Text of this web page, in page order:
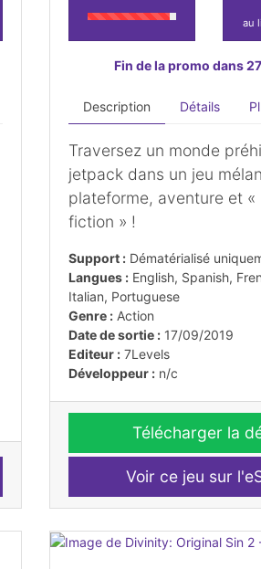
au
Fin de la promo dans
Description Détails
Traversez un monde
jetpack dans un jeu
plateforme, aventure et «
fiction » !
Support : Dématérialisé
Langues : English, Spanish,
Italian, Portuguese
Genre : Action
Date de sortie : 17/09/2019
Editeur : 7Levels
Développeur : n/c
Télécharger la
Voir ce jeu sur